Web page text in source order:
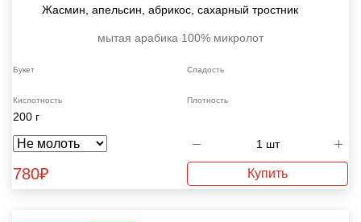
Жасмин, апельсин, абрикос, сахарный тростник
мытая арабика 100% микролот
Букет Сладость
Кислотность Плотность
200 г
780₽ Купить